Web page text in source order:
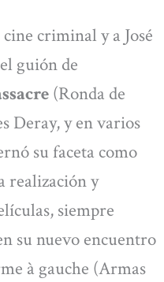
criminal y a José
guión de
(Ronda de
Deray, y en varios
su faceta como
realización y
siempre
su nuevo encuentro
à gauche (Armas